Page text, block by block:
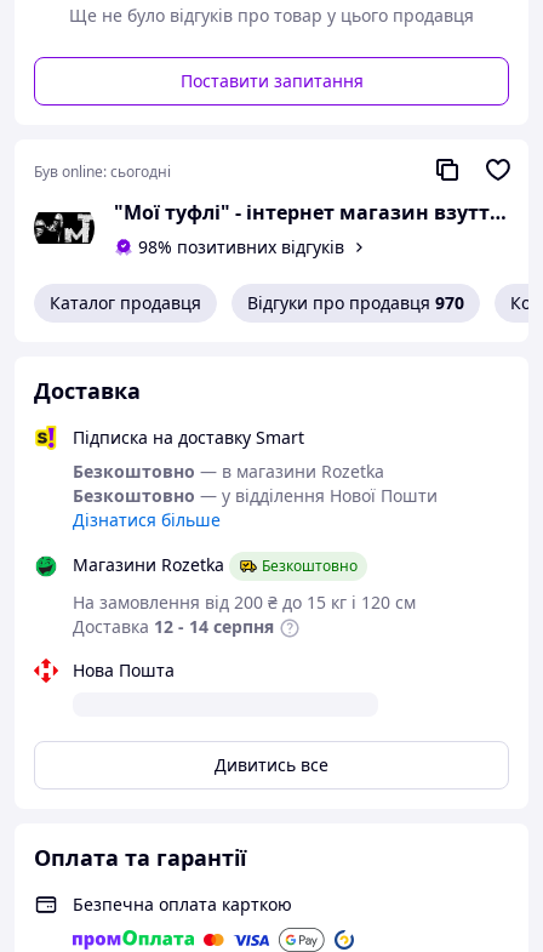
розмір 40 - 26 сантиметрів.
Можлива похибка вимірювань +/- 2мм.
При оформленні замовлення
Вам сподобалася модель
і Ви вирішили купити?
9336271 і уточніть наявність
Всі товари магазину -->
Взуття від
українського
виробника
Тільки натуральні
Демісезонні лофери з
натуральної шкіри.
моделей туфель нинішньої осені. Таку
відповідь на питання, які туфлі в моді,
Ще не було відгуків про товар у цього продавця
Поставити запитання
Був online:сьогодні
"Мої туфлі" - інтернет магазин взуття на всі випадки життя.
98% позитивних відгуків
Каталог продавця Відгуки про продавця 970
Доставка
Підписка на доставку Smart
Безкоштовно — в магазини Rozetka
Безкоштовно — у відділення Нової Пошти
Дізнатися більше
Магазини Rozetka
Безкоштовно
На замовлення від 200 ₴ до 15 кг і 120 см
Доставка 12 - 14 серпня
Нова Пошта
Дивитись все
Оплата та гарантії
Безпечна оплата карткою